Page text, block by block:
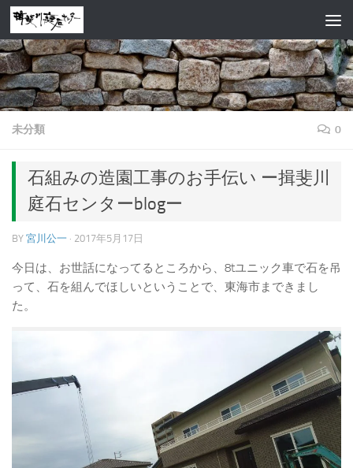
コンテンツへスキップ
未分類 0
石組みの造園工事のお手伝い ー揖斐川
庭石センターblogー
BY 宮川公一 · 2017年5月17日
今日は、お世話になってるところから、8tユニック車で石を吊
って、石を組んでほしいということで、東海市まできまし
た。